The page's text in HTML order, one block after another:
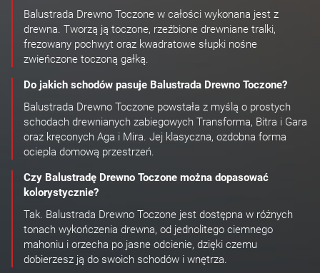
Balustrada Drewno Toczone w całości wykonana jest z
drewna. Tworzą ją toczone, rzeźbione drewniane tralki,
frezowany pochwyt oraz kwadratowe słupki nośne
zwieńczone toczoną gałką.
Do jakich schodów pasuje Balustrada Drewno Toczone?
Balustrada Drewno Toczone powstała z myślą o prostych
schodach drewnianych zabiegowych Transforma, Bitra i Gara
oraz kręconych Aga i Mira. Jej klasyczna, ozdobna forma
ociepla domową przestrzeń.
Czy Balustradę Drewno Toczone można dopasować
kolorystycznie?
Tak. Balustrada Drewno Toczone jest dostępna w różnych
tonach wykończenia drewna, od jednolitego ciemnego
mahoniu i orzecha po jasne odcienie, dzięki czemu
dobierzesz ją do swoich schodów i wnętrza.